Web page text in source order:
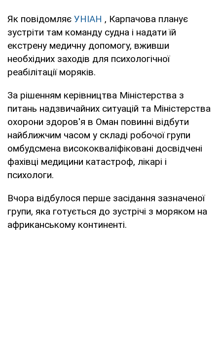
Як повідомляє УНІАН , Карпачова планує
зустріти там команду судна і надати їй
екстрену медичну допомогу, вживши
необхідних заходів для психологічної
реабілітації моряків.
За рішенням керівництва Міністерства з
питань надзвичайних ситуацій та Міністерства
охорони здоров'я в Оман повинні відбути
найближчим часом у складі робочої групи
омбудсмена висококваліфіковані досвідчені
фахівці медицини катастроф, лікарі і
психологи.
Вчора відбулося перше засідання зазначеної
групи, яка готується до зустрічі з моряком на
африканському континенті.